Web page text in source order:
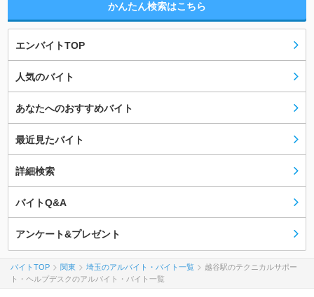
かんたん検索はこちら
エンバイトTOP
人気のバイト
あなたへのおすすめバイト
最近見たバイト
詳細検索
バイトQ&A
アンケート&プレゼント
バイトTOP 関東 埼玉のアルバイト・バイト一覧
越谷駅のテクニカルサポー
ト・ヘルプデスクのアルバイト・バイト一覧